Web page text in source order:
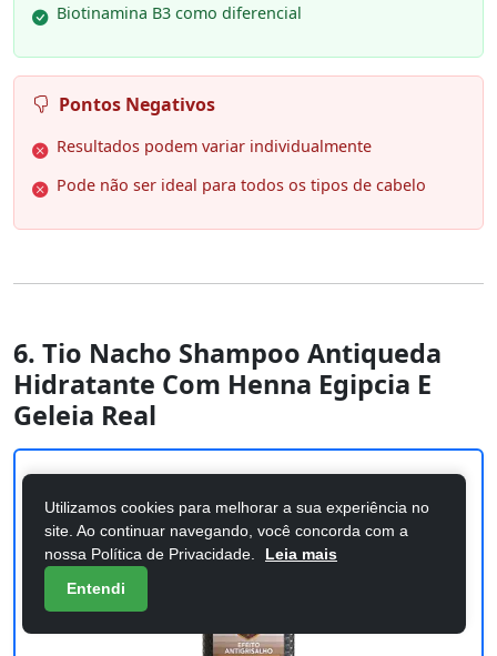
Biotinamina B3 como diferencial
Pontos Negativos
Resultados podem variar individualmente
Pode não ser ideal para todos os tipos de cabelo
6. Tio Nacho Shampoo Antiqueda
Hidratante Com Henna Egipcia E
Geleia Real
Utilizamos cookies para melhorar a sua experiência no
site. Ao continuar navegando, você concorda com a
nossa Política de Privacidade.
Leia mais
Entendi